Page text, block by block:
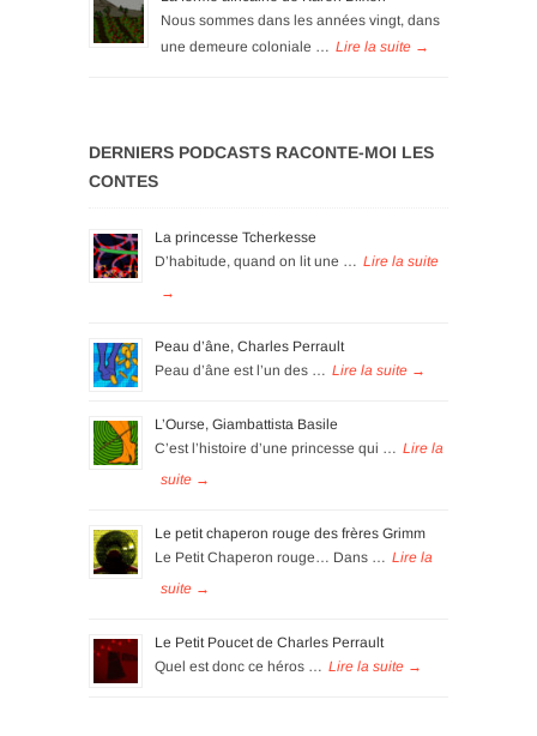
Nous sommes dans les années vingt, dans
une demeure coloniale …
DERNIERS PODCASTS RACONTE-MOI LES
CONTES
La princesse Tcherkesse
D’habitude, quand on lit une …
Peau d’âne, Charles Perrault
Peau d’âne est l’un des …
L’Ourse, Giambattista Basile
C’est l’histoire d’une princesse qui …
Le petit chaperon rouge des frères Grimm
Le Petit Chaperon rouge… Dans …
Le Petit Poucet de Charles Perrault
Quel est donc ce héros …